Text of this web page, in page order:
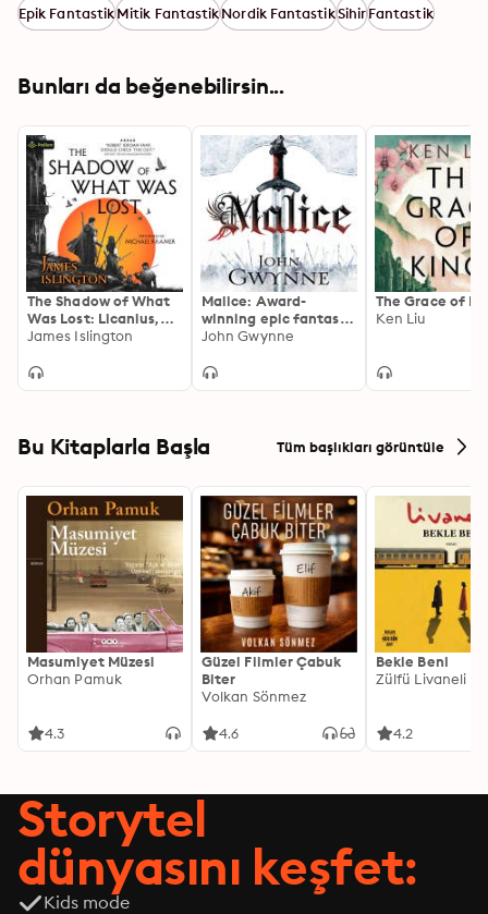
Epik FantastikMitik FantastikNordik FantastikSihirFantastik
Bunları da beğenebilirsin...
The Shadow of What
Was Lost: Licanius,
Book 1
James Islington
Malice: Award-
winning epic fantasy
inspired by the Iron
John Gwynne
The Grace of
Ken Liu
Bu Kitaplarla Başla Tüm başlıkları görüntüle
Masumiyet Müzesi
Orhan Pamuk
4.3
Güzel Filmler Çabuk
Biter
Volkan Sönmez
4.6
Bekle Beni
Zülfü Livaneli
4.2
Storytel
dünyasını keşfet:
Kids mode